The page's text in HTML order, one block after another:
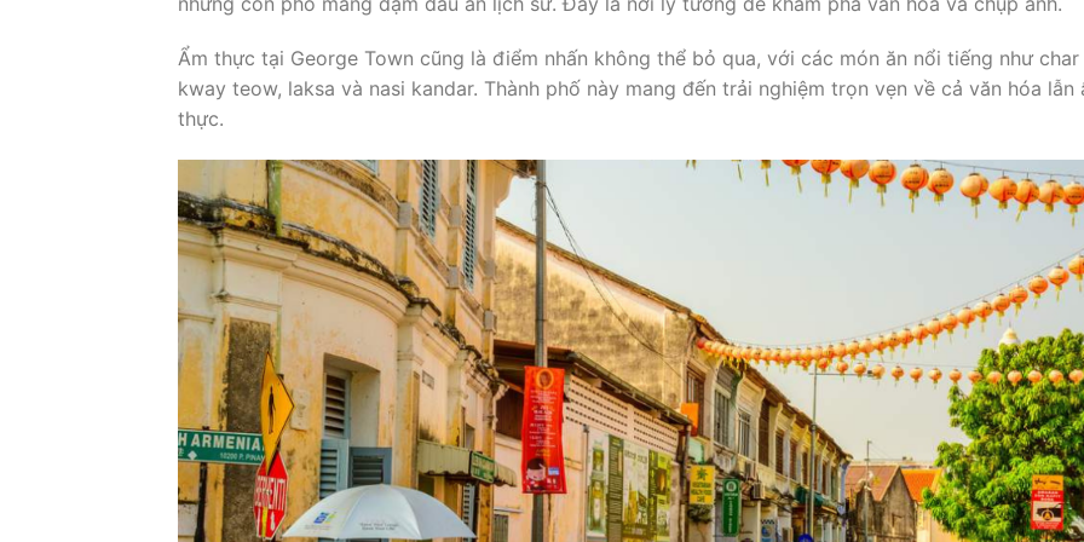
Ẩm thực tại George Town cũng là điểm nhấn không thể bỏ qua, với các món ăn nổi tiếng như char
kway teow, laksa và nasi kandar. Thành phố này mang đến trải nghiệm trọn vẹn về cả văn hóa lẫn
thực.